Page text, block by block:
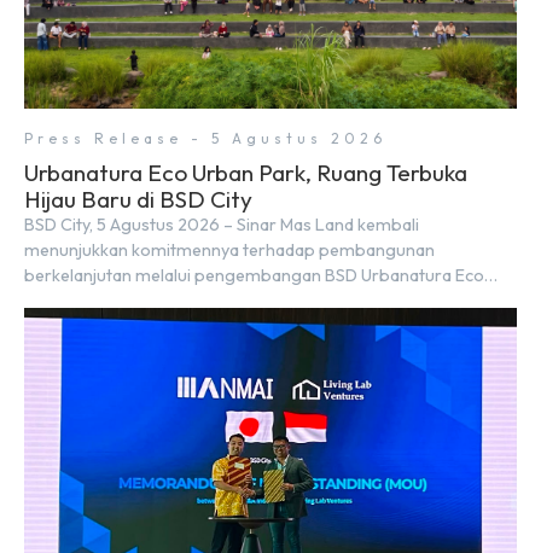
Press Release - 5 Agustus 2026
Urbanatura Eco Urban Park, Ruang Terbuka
Hijau Baru di BSD City
BSD City, 5 Agustus 2026 – Sinar Mas Land kembali
menunjukkan komitmennya terhadap pembangunan
berkelanjutan melalui pengembangan BSD Urbanatura Eco
jalur sungai sepanjang 1,5 km yang dikelilingi lanskap tropis
Pathway. Transformasi ini merupakan bagian dari upaya
perusahaan untuk […]